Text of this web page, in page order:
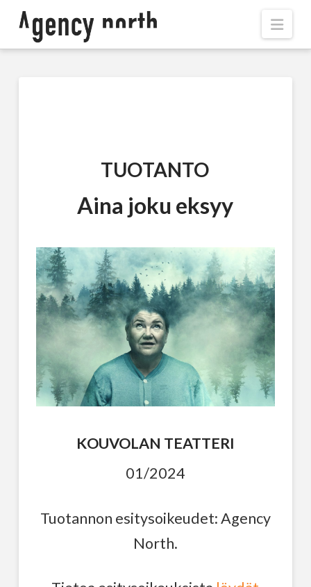
TUOTANTO
Aina joku eksyy
KOUVOLAN TEATTERI
01/2024
Tuotannon esitysoikeudet: Agency
North.